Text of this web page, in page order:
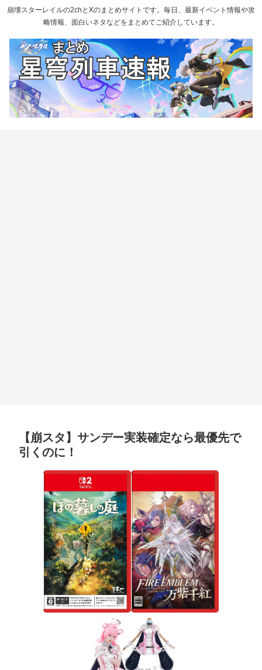
崩壊スターレイルの2chとXのまとめサイトです。毎日、最新イベント情報や攻
略情報、面白いネタなどをまとめてご紹介しています。
【崩スタ】サンデー実装確定なら最優先で
引くのに！